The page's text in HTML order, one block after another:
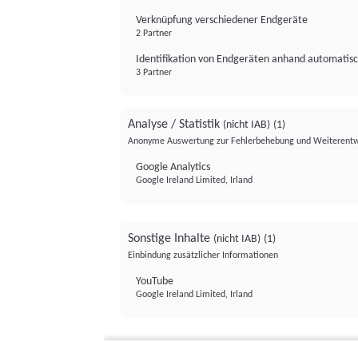
Verknüpfung verschiedener Endgeräte
2 Partner
Identifikation von Endgeräten anhand
3 Partner
Analyse / Statistik (nicht IAB) (1)
Anonyme Auswertung zur Fehlerbehebung und
Google Analytics
Google Ireland Limited, Irland
Sonstige Inhalte (nicht IAB) (1)
Einbindung zusätzlicher Informationen
YouTube
Google Ireland Limited, Irland